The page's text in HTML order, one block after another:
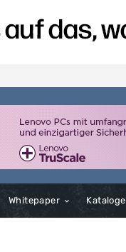
Whitepaper Kataloge